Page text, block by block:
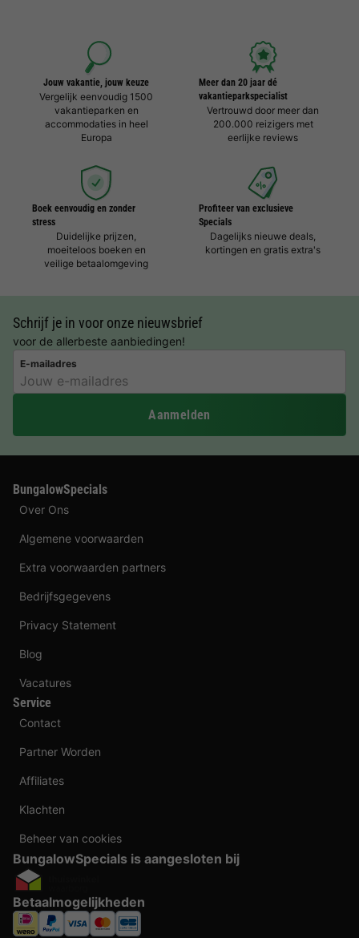
Jouw vakantie, jouw keuze
Vergelijk eenvoudig 1500
vakantieparken en
accommodaties in heel
Europa
Meer dan 20 jaar dé
vakantieparkspecialist
Vertrouwd door meer dan
200.000 reizigers met
eerlijke reviews
Boek eenvoudig en zonder
stress
Duidelijke prijzen,
moeiteloos boeken en
veilige betaalomgeving
Profiteer van exclusieve
Specials
Dagelijks nieuwe deals,
kortingen en gratis extra's
Schrijf je in voor onze nieuwsbrief
voor de allerbeste aanbiedingen!
E-mailadres
Aanmelden
BungalowSpecials
Over Ons
Algemene voorwaarden
Extra voorwaarden partners
Bedrijfsgegevens
Privacy Statement
Blog
Vacatures
Service
Contact
Partner Worden
Affiliates
Klachten
Beheer van cookies
BungalowSpecials is aangesloten bij
Betaalmogelijkheden